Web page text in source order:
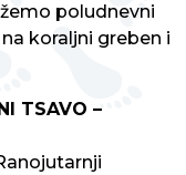
poludnevni
koraljni greben i
TSAVO –